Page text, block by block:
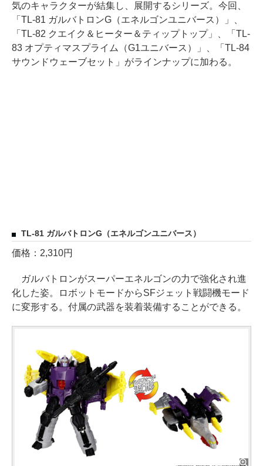
気のキャラクターが結集し、展開するシリーズ。今回、
「TL-81 ガルバトロンG（エネルゴンユニバース）」、
「TL-82 クエイク＆ヒーター＆ティップトップ」、「TL-
83 オプティマスプライム（G1ユニバース）」、「TL-84
サウンドウェーブセット」がラインナップに加わる。
TL-81 ガルバトロンG（エネルゴンユニバース）
価格：2,310円
ガルバトロンがスーパーエネルゴンの力で強化され進
化した姿。ロボットモードからSFジェット戦闘機モード
に変形する。付属の武器を装着装備することができる。